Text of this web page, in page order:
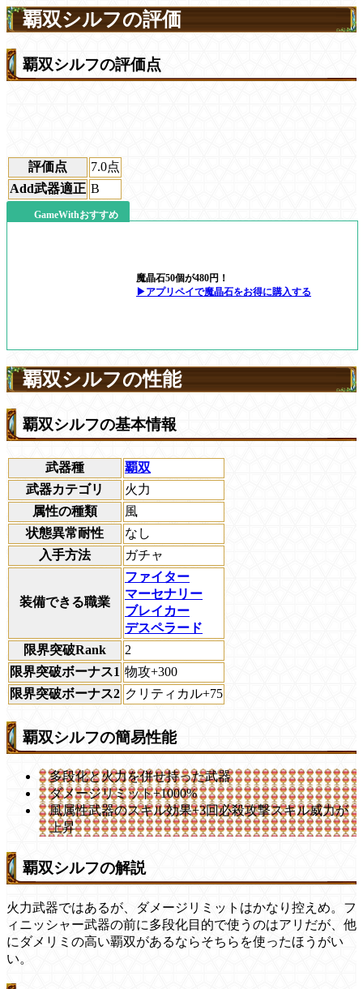
覇双シルフの評価
覇双シルフの評価点
評価点 7.0点
Add武器適正 B
GameWithおすすめ
魔晶石50個が480円！
▶アプリペイで魔晶石をお得に購入する
覇双シルフの性能
覇双シルフの基本情報
武器種
覇双
武器カテゴリ
火力
属性の種類
風
状態異常耐性
なし
入手方法
ガチャ
装備できる職業
ファイター
マーセナリー
ブレイカー
デスペラード
限界突破Rank
2
限界突破ボーナス1 物攻+300
限界突破ボーナス2 クリティカル+75
覇双シルフの簡易性能
多段化と火力を併せ持った武器
ダメージリミット+1000%
風属性武器のスキル効果+3回必殺攻撃スキル威力が
上昇
覇双シルフの解説
火力武器ではあるが、ダメージリミットはかなり控えめ。フ
ィニッシャー武器の前に多段化目的で使うのはアリだが、他
にダメリミの高い覇双があるならそちらを使ったほうがい
い。